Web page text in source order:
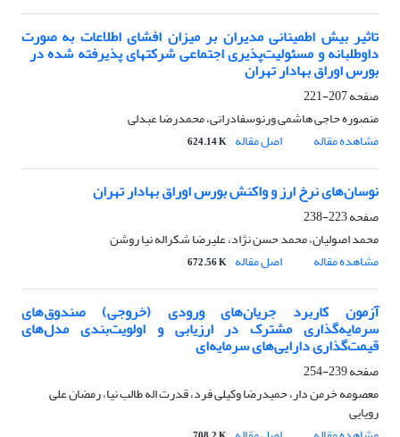
تاثیر بیش اطمینانی مدیران بر میزان افشای اطلاعات به صورت
بورس اوراق بهادار تهران
صفحه207-221
منصوره حاجی هاشمی ورنوسفادرانی، محمدرضا عبدلی
مشاهده مقاله
اصل مقاله 624.14 K
نوسان‌های نرخ ارز و واکنش بورس اوراق بهادار تهران
صفحه223-238
محمد اصولیان، محمد حسن نژاد، علیرضا شکراله نیا روشن
مشاهده مقاله
اصل مقاله 672.56 K
آزمون کاربرد جریان‌های ورودی (خروجی) صندوق‌های
سرمایه‌گذاری مشترک در ارزیابی و اولویت‌بندی مدل‌های
قیمت‌گذاری دارایی‌های سرمایه‌ای
صفحه239-254
معصومه خرمن دار، حمیدرضا وکیلی فرد، قدرت اله طالب نیا، رمضان علی
رویایی